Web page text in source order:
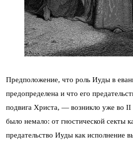
Предположение, что роль Иуды в
предопределена и что его
подвига Христа, — возникло уже во II
было немало: от гностической секты
предательство Иуды как исполнение